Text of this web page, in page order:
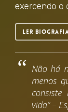
exercendo o
Ler
Não há
menos
vida” –